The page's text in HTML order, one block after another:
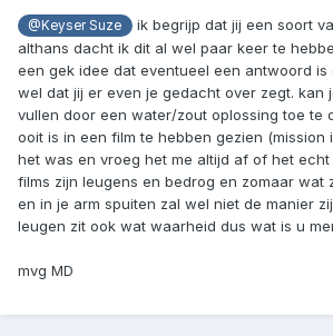
@Keyser Suze
ik begrijp dat jij een soort
althans dacht ik dit al wel paar keer te
een gek idee dat eventueel een antwoord is
wel dat jij er even je gedacht over zegt. kan
vullen door een water/zout oplossing toe te
ooit is in een film te hebben gezien (mission
het was en vroeg het me altijd af of het
films zijn leugens en bedrog en zomaar wat
en in je arm spuiten zal wel niet de manier
leugen zit ook wat waarheid dus wat is u
mvg MD